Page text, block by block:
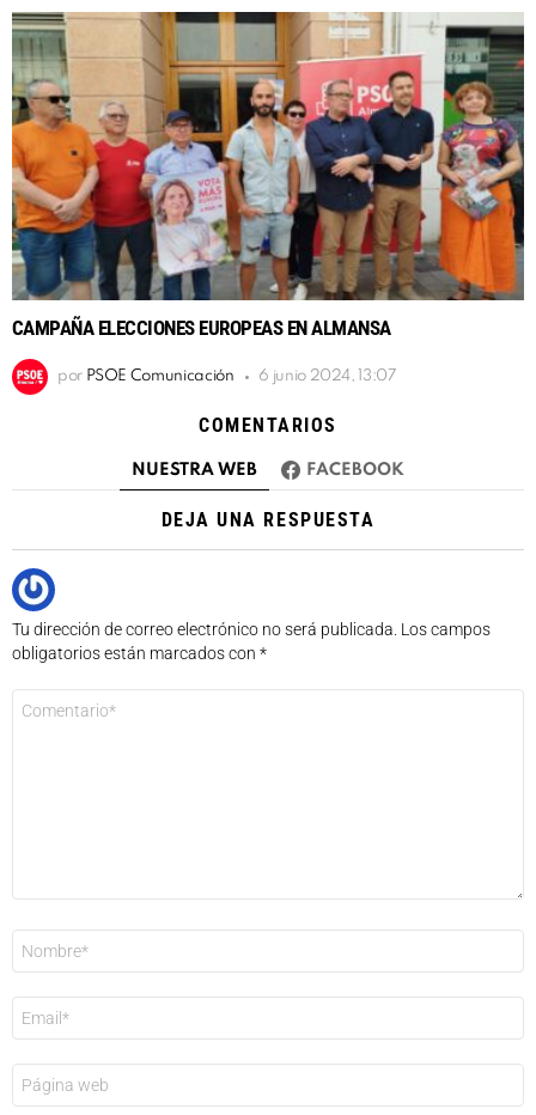
CAMPAÑA ELECCIONES EUROPEAS EN ALMANSA
por PSOE Comunicación 6 junio 2024, 13:07
COMENTARIOS
NUESTRA WEB FACEBOOK
DEJA UNA RESPUESTA
Tu dirección de correo electrónico no será publicada. Los campos
obligatorios están marcados con *
electrónico
*